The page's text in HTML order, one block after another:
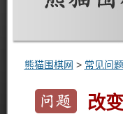
熊猫围棋网 > 常见问题
改